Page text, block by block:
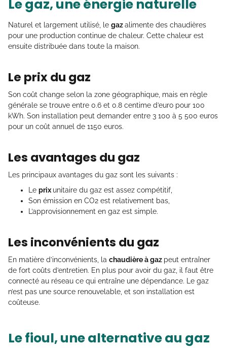
Le gaz, une énergie naturelle
Naturel et largement utilisé, le gazalimente des chaudières
pour une production continue de chaleur. Cette chaleur est
ensuite distribuée dans toute la maison.
Le prix du gaz
Son coût change selon la zone géographique, mais en règle
générale se trouve entre 0.6 et 0.8 centime d’euro pour 100
kWh. Son installation peut demander entre 3 100 à 5 500 euros
pour un coût annuel de 1150 euros.
Les avantages du gaz
Les principaux avantages du gaz sont les suivants :
Le prixunitaire du gaz est assez compétitif,
Son émission en CO2 est relativement bas,
L’approvisionnement en gaz est simple.
Les inconvénients du gaz
En matière d’inconvénients, la chaudière à gaz peut entraîner
de fort coûts d’entretien. En plus pour avoir du gaz, il faut être
connecté au réseau ce qui entraîne une dépendance. Le gaz
n’est pas une source renouvelable, et son installation est
coûteuse.
Le fioul, une alternative au gaz